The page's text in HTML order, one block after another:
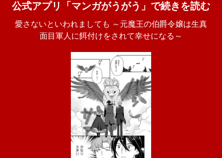
公式アプリ「マンガがうがう」で続きを読む
愛さないといわれましても ～元魔王の伯爵令嬢は生真
面目軍人に餌付けをされて幸せになる～